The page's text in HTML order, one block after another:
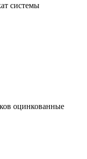
системы
оцинкованные